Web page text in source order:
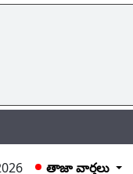
తాజా వార్తలు